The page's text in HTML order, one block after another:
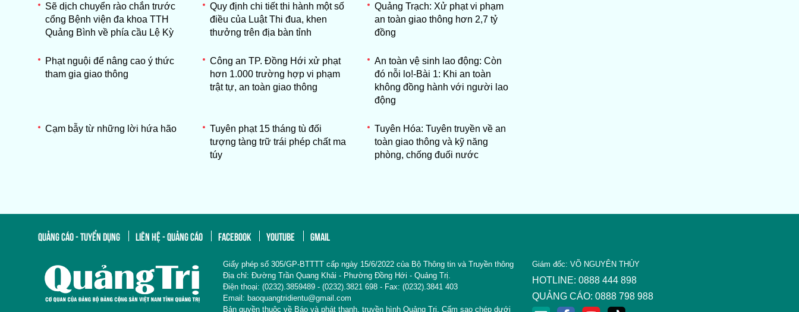
Sẽ dịch chuyển rào chắn trước
cổng Bệnh viện đa khoa TTH
Quảng Bình về phía cầu Lệ Kỳ
Quy định chi tiết thi hành một số
điều của Luật Thi đua, khen
thưởng trên địa bàn tỉnh
Quảng Trạch: Xử phạt vi phạm
an toàn giao thông hơn 2,7 tỷ
đồng
Phạt nguội để nâng cao ý thức
tham gia giao thông
Công an TP. Đồng Hới xử phạt
hơn 1.000 trường hợp vi phạm
trật tự, an toàn giao thông
An toàn vệ sinh lao động: Còn
đó nỗi lo!-Bài 1: Khi an toàn
không đồng hành với người lao
động
Cạm bẫy từ những lời hứa hão
Tuyên phạt 15 tháng tù đối
tượng tàng trữ trái phép chất ma
túy
Tuyên Hóa: Tuyên truyền về an
toàn giao thông và kỹ năng
phòng, chống đuối nước
QUẢNG CÁO - TUYỂN DỤNG LIÊN HỆ - QUẢNG CÁO FACEBOOK YOUTUBE GMAIL
Giấy phép số 305/GP-BTTTT cấp ngày 15/6/2022 của Bộ Thông tin và Truyền thông
Địa chỉ: Đường Trần Quang Khải - Phường Đồng Hới - Quảng Trị.
Điện thoại: (0232).3859489 - (0232).3821 698 - Fax: (0232).3841 403
Email: baoquangtridientu@gmail.com
Bản quyền thuộc về Báo và phát thanh, truyền hình Quảng Trị. Cấm sao chép dưới
Giám đốc: VÕ NGUYÊN THỦY
HOTLINE: 0888 444 898
QUẢNG CÁO: 0888 798 988